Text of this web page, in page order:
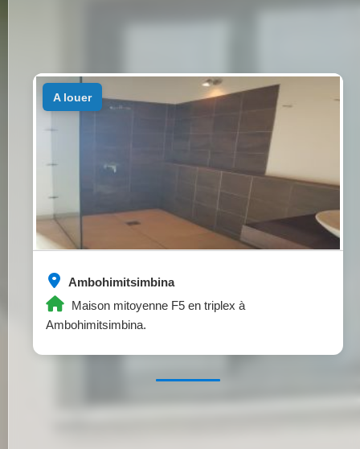
Ambohimitsimbina
Maison mitoyenne F5 en triplex à
Ambohimitsimbina.
a louer